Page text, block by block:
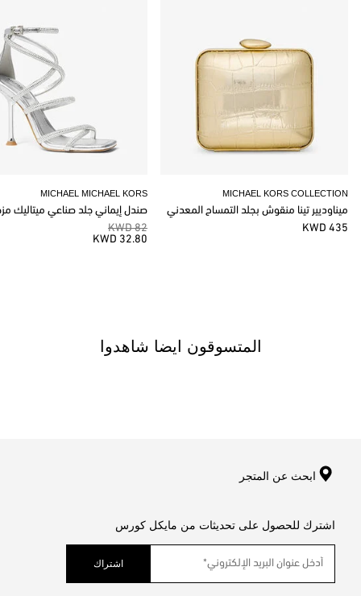
MICHAEL MICHAEL KORS
صندل إيماني جلد صناعي ميتاليك
82 KWD
32.80 KWD
MICHAEL KORS COLLECTION
ميناوديير تينا منقوش بجلد التمساح المعدني
435 KWD
المتسوقون ايضا شاهدوا
ابحث عن المتجر
اشترك للحصول على تحديثات من مايكل كورس
اشتراك